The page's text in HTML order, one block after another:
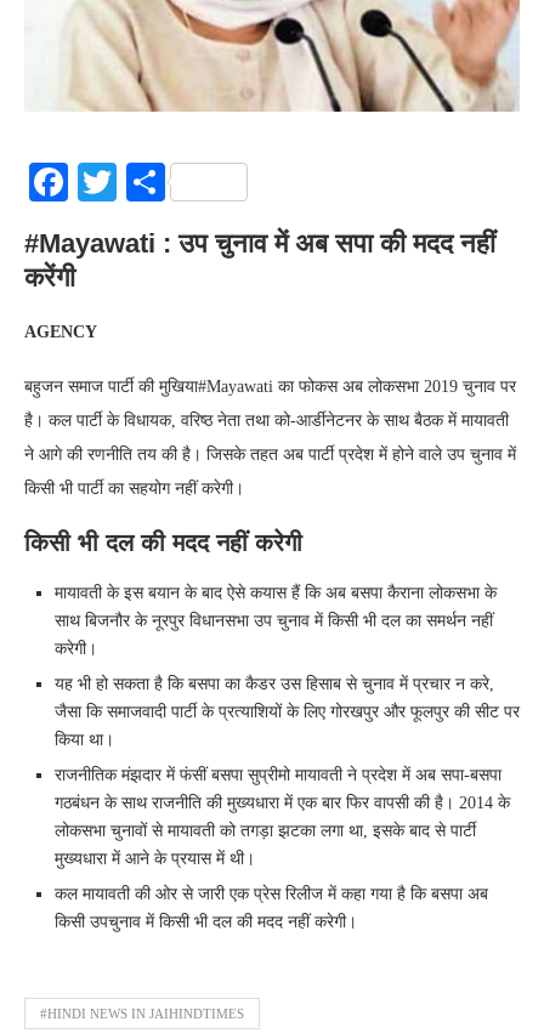
Facebook
Twitter
Share
#Mayawati : उप चुनाव में अब सपा की मदद नहीं
करेंगी
AGENCY
बहुजन समाज पार्टी की मुखिया#Mayawati का फोकस अब लोकसभा 2019 चुनाव पर
है। कल पार्टी के विधायक, वरिष्ठ नेता तथा को-आर्डीनेटनर के साथ बैठक में मायावती
ने आगे की रणनीति तय की है। जिसके तहत अब पार्टी प्रदेश में होने वाले उप चुनाव में
किसी भी पार्टी का सहयोग नहीं करेगी।
किसी भी दल की मदद नहीं करेगी
मायावती के इस बयान के बाद ऐसे कयास हैं कि अब बसपा कैराना लोकसभा के
साथ बिजनौर के नूरपुर विधानसभा उप चुनाव में किसी भी दल का समर्थन नहीं
करेगी।
यह भी हो सकता है कि बसपा का कैडर उस हिसाब से चुनाव में प्रचार न करे,
जैसा कि समाजवादी पार्टी के प्रत्याशियों के लिए गोरखपुर और फूलपुर की सीट पर
किया था।
राजनीतिक मंझदार में फंसीं बसपा सुप्रीमो मायावती ने प्रदेश में अब सपा-बसपा
गठबंधन के साथ राजनीति की मुख्यधारा में एक बार फिर वापसी की है। 2014 के
लोकसभा चुनावों से मायावती को तगड़ा झटका लगा था, इसके बाद से पार्टी
मुख्यधारा में आने के प्रयास में थी।
कल मायावती की ओर से जारी एक प्रेस रिलीज में कहा गया है कि बसपा अब
किसी उपचुनाव में किसी भी दल की मदद नहीं करेगी।
#HINDI NEWS IN JAIHINDTIMES